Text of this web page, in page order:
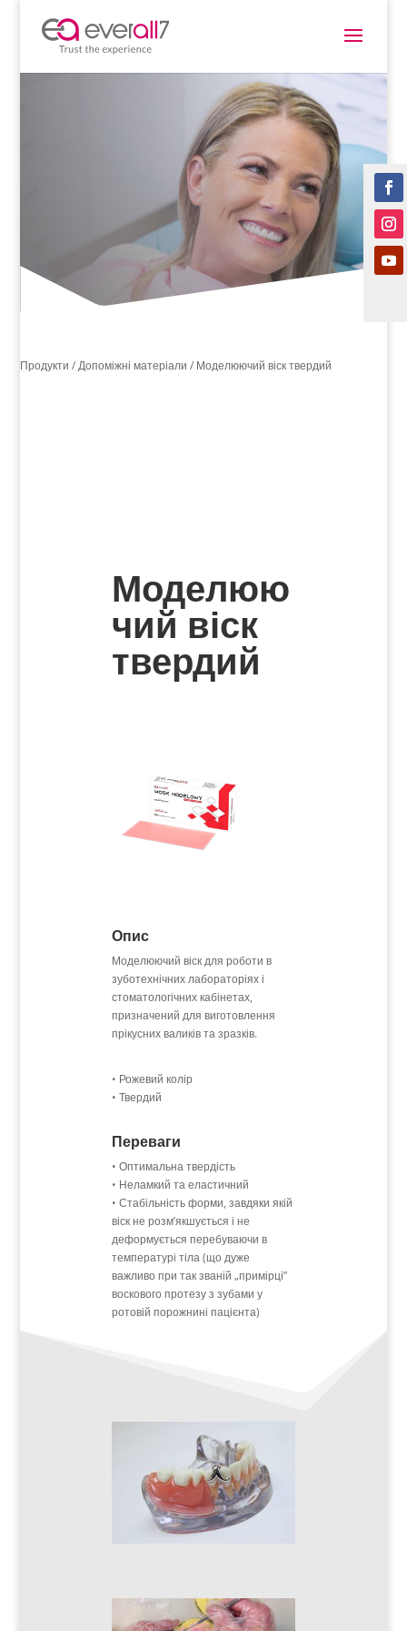
Продукти /Допоміжні матеріали / Моделюючий віск твердий
Моделюю
чий віск
твердий
Опис
Моделюючий віск для роботи в
зуботехнічних лабораторіях і
стоматологічних кабінетах,
призначений для виготовлення
прікусних валиків та зразків.
• Рожевий колір
• Твердий
Переваги
• Оптимальна твердість
• Неламкий та еластичний
• Стабільність форми, завдяки якій
віск не розм’якшується і не
деформується перебуваючи в
температурі тіла (що дуже
важливо при так званій „примірці”
воскового протезу з зубами у
ротовій порожнині пацієнта)